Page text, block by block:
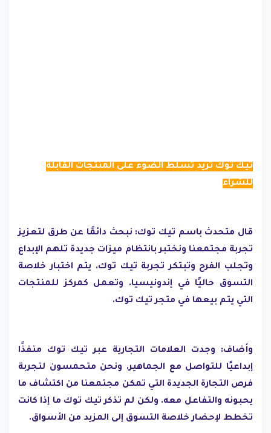
تيك توك تريد تسلط الضوء على المنتجات القابلة
للشراء
قال متحدث باسم تيك توك: نبحث دائمًا عن طرق لتعزيز
تجربة مجتمعنا ونختبر بانتظام ميزات جديدة تلهم الإبداع
وتجلب الفرح وتبتكر تجربة تيك توك. يتم اختبار خلاصة
التسوق حاليًا في إندونيسيا. وتعمل كمركز للمنتجات
التي يتم بيعها في متجر تيك توك.
وأضاف: وجدت العلامات التجارية عبر تيك توك منفذًا
إبداعيًا للتواصل مع الجماهير. ونحن متحمسون لتجربة
فرص التجارة الجديدة التي تمكن مجتمعنا من اكتشاف ما
يحبونه والتفاعل معه. ولكن لم تذكر تيك توك ما إذا كانت
تخطط لإحضار خلاصة التسوق إلى المزيد من الأسواق.